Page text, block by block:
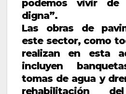
podemos vivir de
digna”.
Las obras de
este sector, como
realizan en esta
incluyen
tomas de agua y
rehabilitación